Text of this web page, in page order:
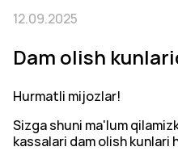
12.09.2025
Dam olish
Hurmatli mijozlar!
Sizga shuni ma'lum
kassalari dam olish kunlari